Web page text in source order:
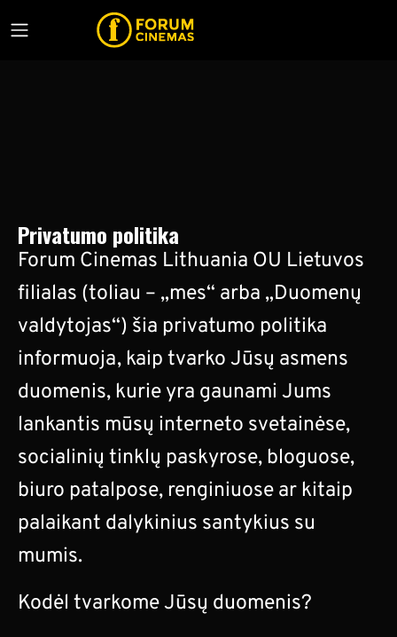
Privatumo politika
Forum Cinemas Lithuania OU Lietuvos
filialas (toliau – „mes“ arba „Duomenų
valdytojas“) šia privatumo politika
informuoja, kaip tvarko Jūsų asmens
duomenis, kurie yra gaunami Jums
lankantis mūsų interneto svetainėse,
socialinių tinklų paskyrose, bloguose,
biuro patalpose, renginiuose ar kitaip
palaikant dalykinius santykius su
mumis.
Kodėl tvarkome Jūsų duomenis?